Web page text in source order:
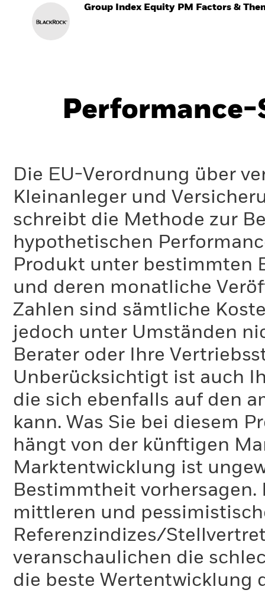
Group Index Equity PM Factors &
Performance-
Die EU-Verordnung über
Kleinanleger und
schreibt die Methode zur
hypothetischen
Produkt unter bestimmten
und deren monatliche
Zahlen sind sämtliche
jedoch unter Umständen
Berater oder Ihre
Unberücksichtigt ist auch
die sich ebenfalls auf den
kann. Was Sie bei diesem
hängt von der künftigen
Marktentwicklung ist
Bestimmtheit
mittleren und
Referenzindizes/
veranschaulichen die
die beste Wertentwicklung